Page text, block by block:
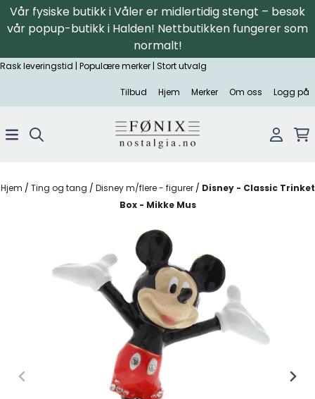
Hopp til innhold
Vår fysiske butikk i Våler er midlertidig stengt – besøk
vår popup-butikk i Halden! Nettbutikken fungerer som
normalt!
Rask leveringstid | Populære merker | Stort utvalg
Tilbud Hjem Merker Om oss Logg på
Hjem / Ting og tang / Disney m/flere - figurer / Disney - Classic Trinket
Box - Mikke Mus